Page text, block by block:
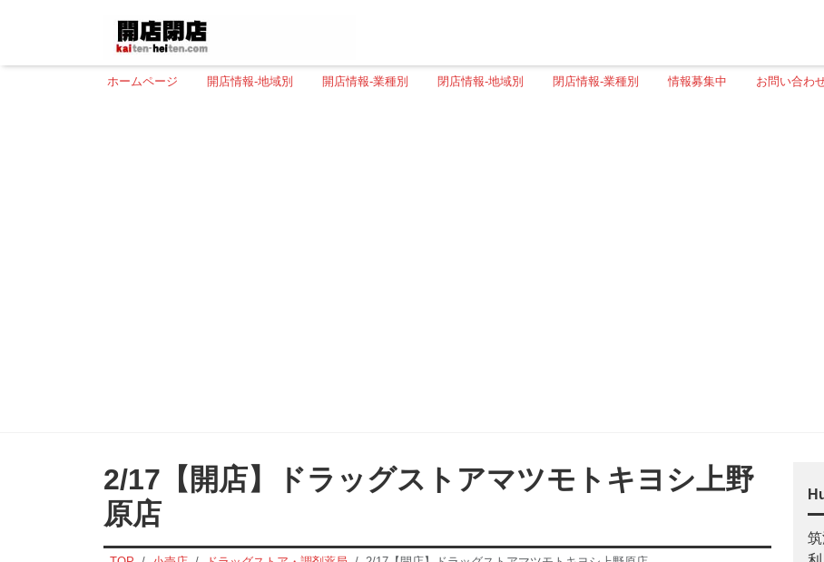
ホームページ 開店情報-地域別 開店情報-業種別 閉店情報-地域別 閉店情報-業種別 情報募集中 お問い合わ
2/17【開店】ドラッグストアマツモトキヨシ上野
原店